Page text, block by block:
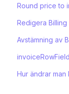
Round price to
Redigera
Avstämning av
Hur ändrar